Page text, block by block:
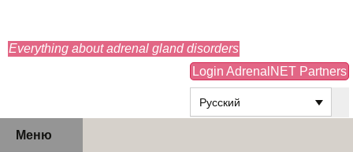
Everything about adrenal gland disorders
Login AdrenalNET Partners
Русский
Меню